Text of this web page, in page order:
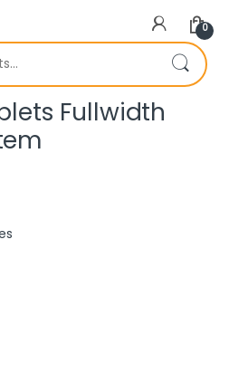
0
Fullwidth